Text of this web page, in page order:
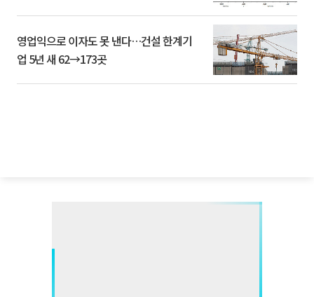
영업익으로 이자도 못 낸다…건설 한계기
업 5년 새 62→173곳